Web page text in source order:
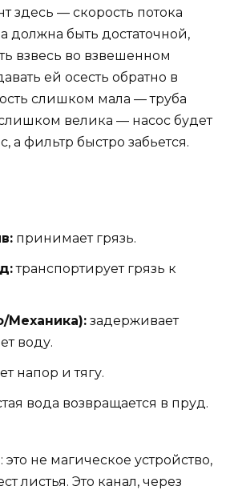
здесь — скорость потока
должна быть достаточной,
взвесь во взвешенном
ей осесть обратно в
слишком мала — труба
велика — насос будет
а фильтр быстро забьется.
принимает грязь.
транспортирует грязь к
Механика): задерживает
воду.
напор и тягу.
вода возвращается в пруд.
не магическое устройство,
листья. Это канал, через